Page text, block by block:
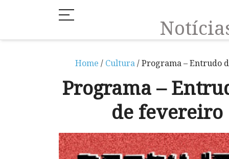
Home / Cultura/ Programa – Entrudo
Programa –
de fevereiro